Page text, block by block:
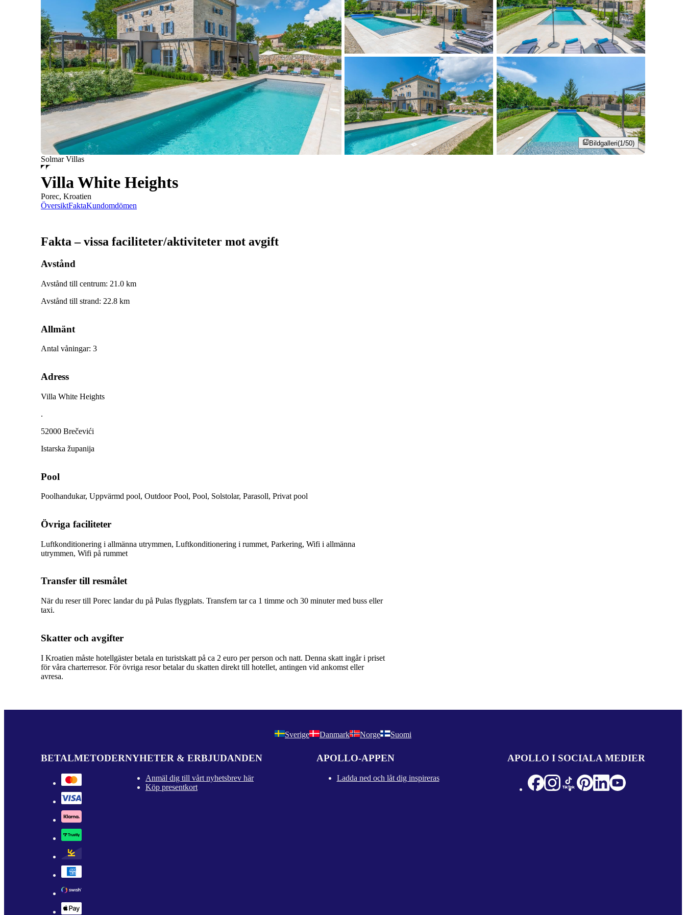
Bildgalleri(1/50)
Solmar Villas
Villa White Heights
Porec, Kroatien
ÖversiktFaktaKundomdömen
Fakta – vissa faciliteter/aktiviteter mot avgift
Avstånd
Avstånd till centrum: 21.0 km
Avstånd till strand: 22.8 km
Allmänt
Antal våningar: 3
Adress
Villa White Heights
.
52000 Brečevići
Istarska županija
Pool
Poolhandukar, Uppvärmd pool, Outdoor Pool, Pool, Solstolar, Parasoll, Privat pool
Övriga faciliteter
Luftkonditionering i allmänna utrymmen, Luftkonditionering i rummet, Parkering, Wifi i allmänna
utrymmen, Wifi på rummet
Transfer till resmålet
När du reser till Porec landar du på Pulas flygplats. Transfern tar ca 1 timme och 30 minuter med buss eller
taxi.
Skatter och avgifter
I Kroatien måste hotellgäster betala en turistskatt på ca 2 euro per person och natt. Denna skatt ingår i priset
för våra charterresor. För övriga resor betalar du skatten direkt till hotellet, antingen vid ankomst eller
avresa.
Sverige Danmark Norge Suomi
BETALMETODERNYHETER & ERBJUDANDEN
Anmäl dig till vårt nyhetsbrev här
Köp presentkort
APOLLO-APPEN
Ladda ned och låt dig inspireras
APOLLO I SOCIALA MEDIER